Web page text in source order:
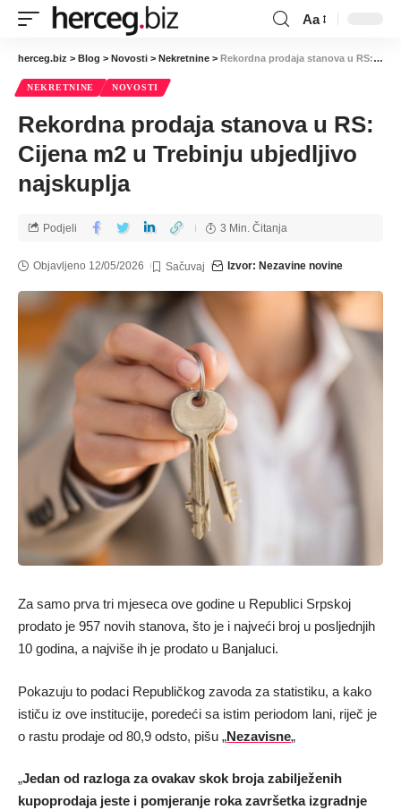
Aa
herceg.biz > Blog > Novosti > Nekretnine > Rekordna prodaja stanova u RS: Cijena m2 u Trebinju ubjedljivo najskuplja
NEKRETNINE NOVOSTI
Rekordna prodaja stanova u RS:
Cijena m2 u Trebinju ubjedljivo
najskuplja
Objavljeno 12/05/2026 Izvor: Nezavine novine
Podjeli 3 Min. Čitanja
Za samo prva tri mjeseca ove godine u Republici Srpskoj
prodato je 957 novih stanova, što je i najveći broj u posljednjih
10 godina, a najviše ih je prodato u Banjaluci.
Pokazuju to podaci Republičkog zavoda za statistiku, a kako
ističu iz ove institucije, poredeći sa istim periodom lani, riječ je
o rastu prodaje od 80,9 odsto, pišu „Nezavisne„
„Jedan od razloga za ovakav skok broja zabilježenih
kupoprodaja jeste i pomjeranje roka završetka izgradnje